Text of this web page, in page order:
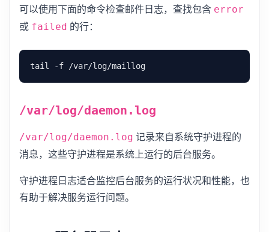
可以使用下面的命令检查邮件日志，查找包含 error
或 failed 的行：
/var/log/daemon.log
/var/log/daemon.log 记录来自系统守护进程的
消息，这些守护进程是系统上运行的后台服务。
守护进程日志适合监控后台服务的运行状况和性能，也
有助于解决服务运行问题。